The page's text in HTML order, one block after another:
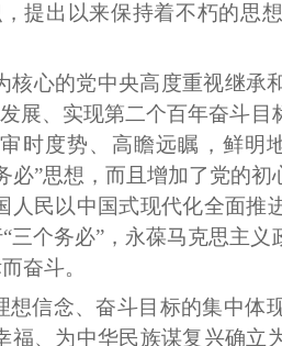
提出以来保持着不朽的思
心的党中央高度重视继承
展、实现第二个百年奋斗
度势、高瞻远瞩，鲜明
必”思想，而且增加了党的
民以中国式现代化全面推
个务必”，永葆马克思主
奋斗。
信念、奋斗目标的集中体
、为中华民族谋复兴确立